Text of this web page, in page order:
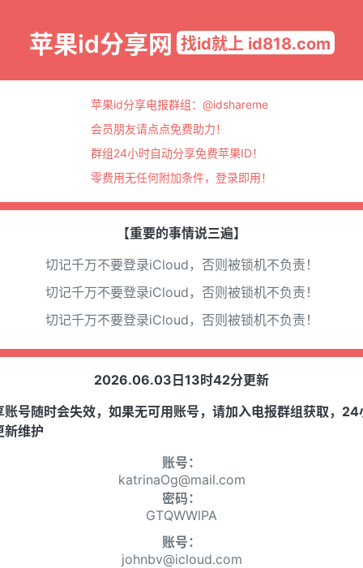
苹果id分享网 找id就上 id818.com
苹果id分享电报群组： @idshareme
会员朋友请点点免费助力！
群组24小时自动分享免费苹果ID！
零费用无任何附加条件，登录即用！
【重要的事情说三遍】
切记千万不要登录iCloud，否则被锁机不负责！
切记千万不要登录iCloud，否则被锁机不负责！
切记千万不要登录iCloud，否则被锁机不负责！
2026.06.03日13时42分更新
账号随时会失效，如果无可用账号，请加入电报群组获取，24
新维护
账号：
katrinaOg@mail.com
密码：
GTQWWlPA
账号：
johnbv@icloud.com